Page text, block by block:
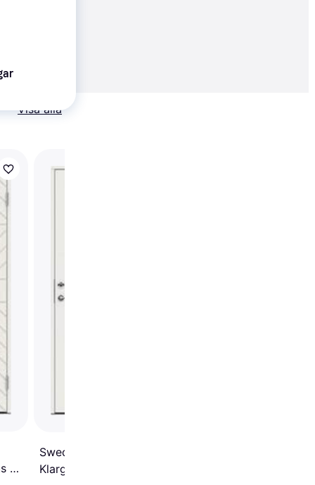
kr
Visa alla
S
Swedoor Indus Ytterdörr
Klarglas S 0502-Y H, V